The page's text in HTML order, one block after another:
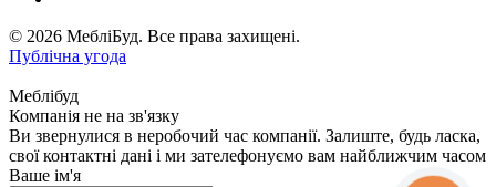
© 2026 МебліБуд. Все права захищені.
Публічна угода
Меблібуд
Компанія не на зв'язку
Ви звернулися в неробочий час компанії. Залиште, будь ласка,
свої контактні дані і ми зателефонуємо вам найближчим часом
Ваше ім'я